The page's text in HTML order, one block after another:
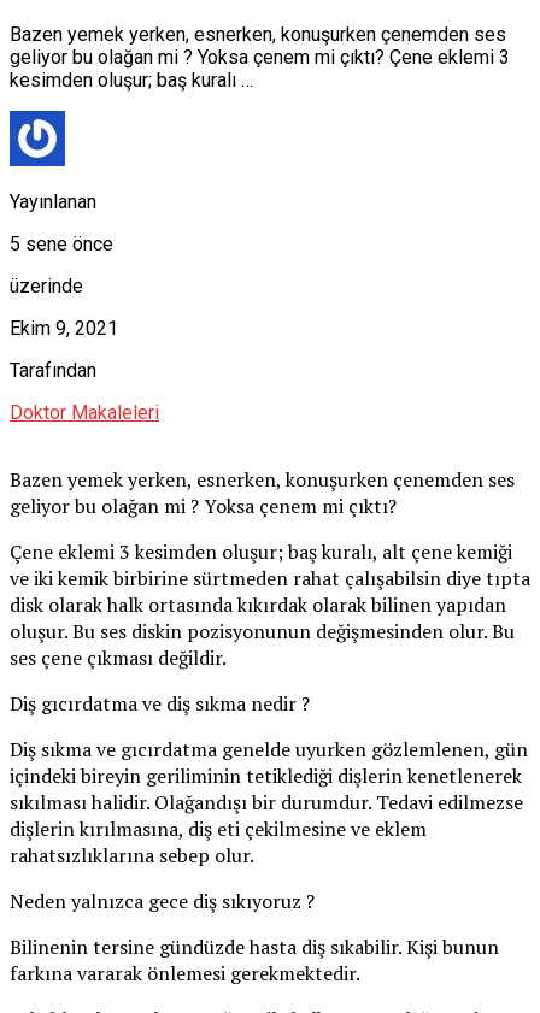
Bazen yemek yerken, esnerken, konuşurken çenemden ses
geliyor bu olağan mi ? Yoksa çenem mi çıktı? Çene eklemi 3
kesimden oluşur; baş kuralı …
Yayınlanan
5 sene önce
üzerinde
Ekim 9, 2021
Tarafından
Doktor Makaleleri
Bazen yemek yerken, esnerken, konuşurken çenemden ses
geliyor bu olağan mi ? Yoksa çenem mi çıktı?
Çene eklemi 3 kesimden oluşur; baş kuralı, alt çene kemiği
ve iki kemik birbirine sürtmeden rahat çalışabilsin diye tıpta
disk olarak halk ortasında kıkırdak olarak bilinen yapıdan
oluşur. Bu ses diskin pozisyonunun değişmesinden olur. Bu
ses çene çıkması değildir.
Diş gıcırdatma ve diş sıkma nedir ?
Diş sıkma ve gıcırdatma genelde uyurken gözlemlenen, gün
içindeki bireyin geriliminin tetiklediği dişlerin kenetlenerek
sıkılması halidir. Olağandışı bir durumdur. Tedavi edilmezse
dişlerin kırılmasına, diş eti çekilmesine ve eklem
rahatsızlıklarına sebep olur.
Neden yalnızca gece diş sıkıyoruz ?
Bilinenin tersine gündüzde hasta diş sıkabilir. Kişi bunun
farkına vararak önlemesi gerekmektedir.